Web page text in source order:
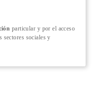
particular y por el acceso
sectores sociales y